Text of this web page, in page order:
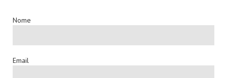
Nome
Email